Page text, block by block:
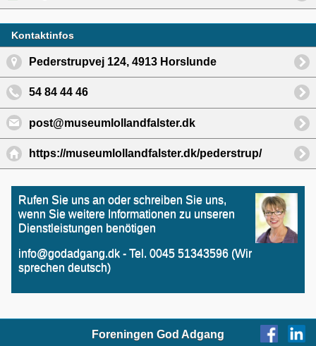
Kontaktinfos
Pederstrupvej 124, 4913 Horslunde
54 84 44 46
post@museumlollandfalster.dk
https://museumlollandfalster.dk/pederstrup/
Rufen Sie uns an oder schreiben Sie uns,
wenn Sie weitere Informationen zu unseren
Dienstleistungen benötigen
info@godadgang.dk - Tel. 0045 51343596 (Wir
sprechen deutsch)
Foreningen God Adgang